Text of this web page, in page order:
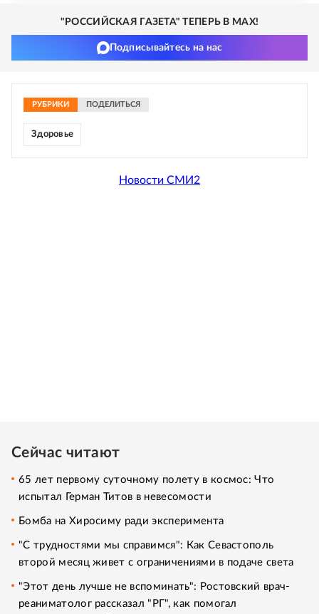
"РОССИЙСКАЯ ГАЗЕТА" ТЕПЕРЬ В MAX!
Подписывайтесь на нас
РУБРИКИ ПОДЕЛИТЬСЯ
Здоровье
Новости СМИ2
Сейчас читают
65 лет первому суточному полету в космос: Что
испытал Герман Титов в невесомости
Бомба на Хиросиму ради эксперимента
"С трудностями мы справимся": Как Севастополь
второй месяц живет с ограничениями в подаче света
"Этот день лучше не вспоминать": Ростовский врач-
реаниматолог рассказал "РГ", как помогал